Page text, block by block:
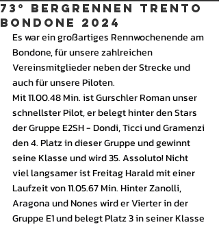
73° Bergrennen TRENTO
BONDONE 2024
Es war ein großartiges Rennwochenende am
Bondone, für unsere zahlreichen
Vereinsmitglieder neben der Strecke und
auch für unsere Piloten.
Mit 11.00.48 Min. ist Gurschler Roman unser
schnellster Pilot, er belegt hinter den Stars
der Gruppe E2SH - Dondi, Ticci und Gramenzi
den 4. Platz in dieser Gruppe und gewinnt
seine Klasse und wird 35. Assoluto! Nicht
viel langsamer ist Freitag Harald mit einer
Laufzeit von 11.05.67 Min. Hinter Zanolli,
Aragona und Nones wird er Vierter in der
Gruppe E1 und belegt Platz 3 in seiner Klasse